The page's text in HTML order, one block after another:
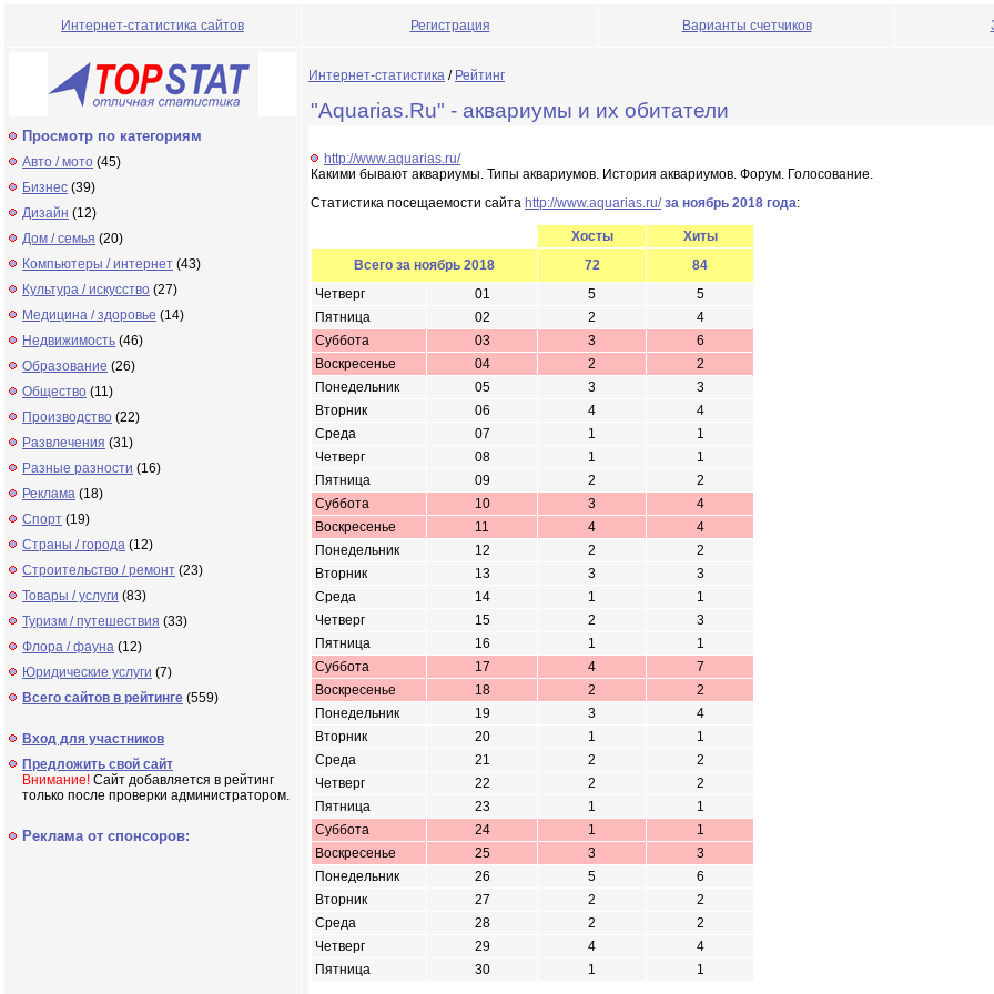
Интернет-статистика сайтов Регистрация Варианты счетчиков
Просмотр по категориям
Авто / мото (45)
Бизнес (39)
Дизайн (12)
Дом / семья (20)
Компьютеры / интернет (43)
Культура / искусство (27)
Медицина / здоровье (14)
Недвижимость (46)
Образование (26)
Общество (11)
Производство (22)
Развлечения (31)
Разные разности (16)
Реклама (18)
Спорт (19)
Страны / города (12)
Строительство / ремонт (23)
Товары / услуги (83)
Туризм / путешествия (33)
Флора / фауна (12)
Юридические услуги (7)
Всего сайтов в рейтинге (559)
Вход для участников
Предложить свой сайт
Внимание! Сайт добавляется в рейтинг
только после проверки администратором.
Реклама от спонсоров:
Интернет-статистика / Рейтинг
"Aquarias.Ru" - аквариумы и их обитатели
http://www.aquarias.ru/
Какими бывают аквариумы. Типы аквариумов. История аквариумов. Форум. Голосование.
Статистика посещаемости сайта http://www.aquarias.ru/ за ноябрь 2018 года:
Хосты
Хиты
Всего за ноябрь 2018
72
84
Четверг
01 5
5
Пятница
02 2
4
Суббота
03 3
6
Воскресенье
04 2
2
Понедельник
05 3
3
Вторник
06 4
4
Среда
07 1
1
Четверг
08 1
1
Пятница
09 2
2
Суббота
10 3
4
Воскресенье
11 4
4
Понедельник
12 2
2
Вторник
13 3
3
Среда
14 1
1
Четверг
15 2
3
Пятница
16 1
1
Суббота
17 4
7
Воскресенье
18 2
2
Понедельник
19 3
4
Вторник
20 1
1
Среда
21 2
2
Четверг
22 2
2
Пятница
23 1
1
Суббота
24 1
1
Воскресенье
25 3
3
Понедельник
26 5
6
Вторник
27 2
2
Среда
28 2
2
Четверг
29 4
4
Пятница
30 1 1